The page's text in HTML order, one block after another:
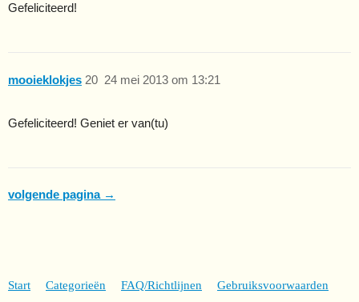
Gefeliciteerd!
mooieklokjes 24 mei 2013 om 13:21
20
Gefeliciteerd! Geniet er van(tu)
volgende pagina →
Start Categorieën FAQ/Richtlijnen Gebruiksvoorwaarden